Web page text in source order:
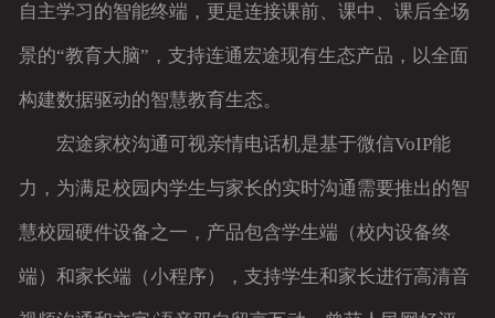
自主学习的智能终端，更是连接课前、课中、课后全场
景的“教育大脑”，支持连通宏途现有生态产品，以全面
构建数据驱动的智慧教育生态。
宏途家校沟通可视亲情电话机是基于微信VoIP能
力，为满足校园内学生与家长的实时沟通需要推出的智
慧校园硬件设备之一，产品包含学生端（校内设备终
端）和家长端（小程序），支持学生和家长进行高清音